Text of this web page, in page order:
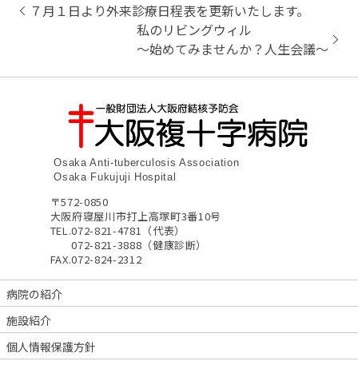
７月１日より外来診療日程表を更新いたします。
私のリビングウィル
～始めてみませんか？人生会議～
Osaka Anti-tuberculosis Association
Osaka Fukujuji Hospital
〒572-0850
大阪府寝屋川市打上高塚町3番10号
TEL.072-821-4781（代表）
072-821-3888（健康診断）
FAX.072-824-2312
病院の紹介
施設紹介
個人情報保護方針